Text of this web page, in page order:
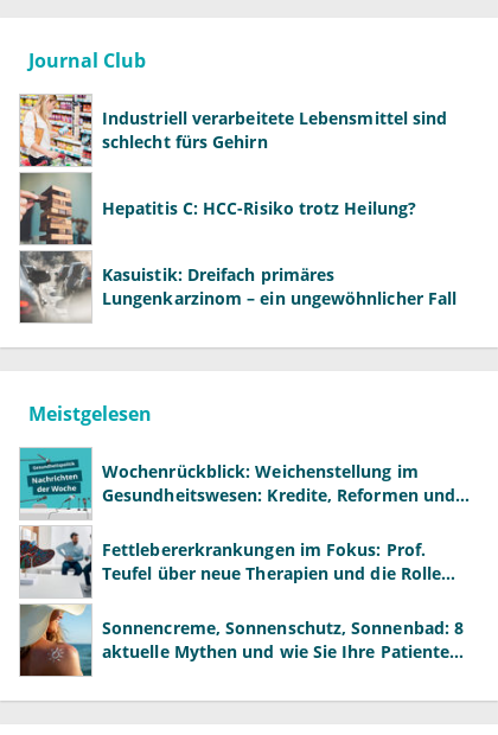
Journal Club
Industriell verarbeitete Lebensmittel sind
schlecht fürs Gehirn
Hepatitis C: HCC-Risiko trotz Heilung?
Kasuistik: Dreifach primäres
Lungenkarzinom – ein ungewöhnlicher Fall
Meistgelesen
Wochenrückblick: Weichenstellung im
Gesundheitswesen: Kredite, Reformen und
Fettlebererkrankungen im Fokus: Prof.
Teufel über neue Therapien und die Rolle
Sonnencreme, Sonnenschutz, Sonnenbad: 8
aktuelle Mythen und wie Sie Ihre Patienten